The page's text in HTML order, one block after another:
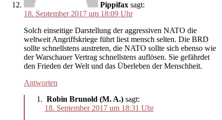
Pippifax sagt:
18. September 2017 um 18:09 Uhr
Solch einseitige Darstellung der aggressiven NATO die
weltweit Angriffskriege führt liest mensch selten. Die BRD
sollte schnellstens austreten, die NATO sollte sich ebenso wie
der Warschauer Vertrag schnellstens auflösen. Sie gefährdet
den Frieden der Welt und das Überleben der Menschheit.
Antworten
Robin Brunold (M. A.) sagt:
18. September 2017 um 18:31 Uhr